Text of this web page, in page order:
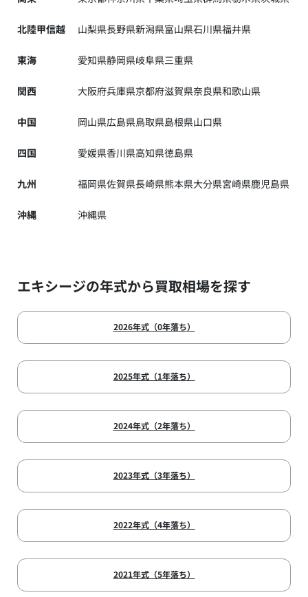
北陸甲信越 山梨県長野県新潟県富山県石川県福井県
東海 愛知県静岡県岐阜県三重県
関西 大阪府兵庫県京都府滋賀県奈良県和歌山県
中国 岡山県広島県鳥取県島根県山口県
四国 愛媛県香川県高知県徳島県
九州 福岡県佐賀県長崎県熊本県大分県宮崎県鹿児島県
沖縄 沖縄県
エキシージの年式から買取相場を探す
2026年式（0年落ち）
2025年式（1年落ち）
2024年式（2年落ち）
2023年式（3年落ち）
2022年式（4年落ち）
2021年式（5年落ち）